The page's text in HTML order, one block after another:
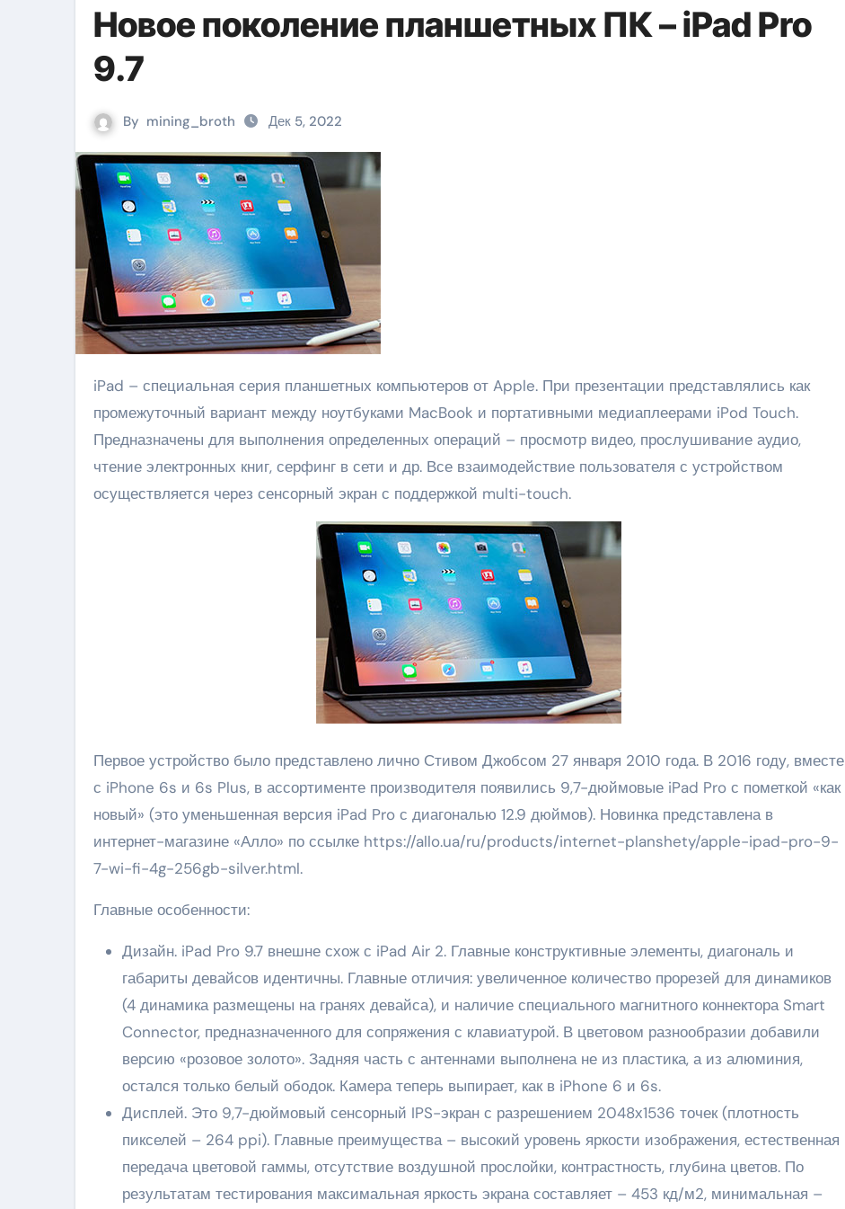
Новое поколение планшетных ПК – iPad Pro
9.7
By mining_broth Дек 5, 2022
iPad – специальная серия планшетных компьютеров от Apple. При презентации представлялись как
промежуточный вариант между ноутбуками MacBook и портативными медиаплеерами iPod Touch.
Предназначены для выполнения определенных операций – просмотр видео, прослушивание аудио,
чтение электронных книг, серфинг в сети и др. Все взаимодействие пользователя с устройством
осуществляется через сенсорный экран с поддержкой multi-touch.
Первое устройство было представлено лично Стивом Джобсом 27 января 2010 года. В 2016 году, вместе
с iPhone 6s и 6s Plus, в ассортименте производителя появились 9,7-дюймовые iPad Pro с пометкой «как
новый» (это уменьшенная версия iPad Pro с диагональю 12.9 дюймов). Новинка представлена в
интернет-магазине «Алло» по ссылке https://allo.ua/ru/products/internet-planshety/apple-ipad-pro-9-
7-wi-fi-4g-256gb-silver.html.
Главные особенности:
Дизайн. iPad Pro 9.7 внешне схож с iPad Air 2. Главные конструктивные элементы, диагональ и
габариты девайсов идентичны. Главные отличия: увеличенное количество прорезей для динамиков
(4 динамика размещены на гранях девайса), и наличие специального магнитного коннектора Smart
Connector, предназначенного для сопряжения с клавиатурой. В цветовом разнообразии добавили
версию «розовое золото». Задняя часть с антеннами выполнена не из пластика, а из алюминия,
остался только белый ободок. Камера теперь выпирает, как в iPhone 6 и 6s.
Дисплей. Это 9,7-дюймовый сенсорный IPS-экран с разрешением 2048х1536 точек (плотность
пикселей – 264 ppi). Главные преимущества – высокий уровень яркости изображения, естественная
передача цветовой гаммы, отсутствие воздушной прослойки, контрастность, глубина цветов. По
результатам тестирования максимальная яркость экрана составляет – 453 кд/м2, минимальная –